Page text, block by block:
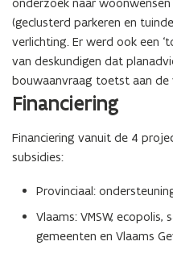
(geclusterd parkeren en
verlichting. Er werd ook een
van deskundigen dat
bouwaanvraag toetst aan de
Financiering
Financiering vanuit de 4
subsidies:
Provinciaal:
Vlaams: VMSW,
gemeenten en Vlaams